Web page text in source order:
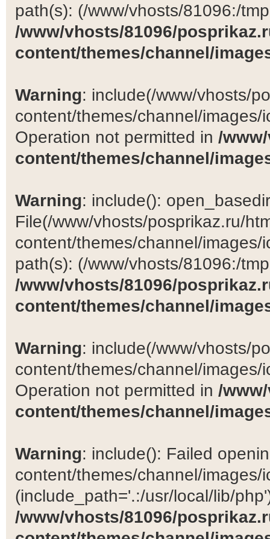
path(s): (/www/vhosts/81096:/
/www/vhosts/81096/
content/themes/channel/
Warning: include(/www/vhosts/
content/themes/channel/
Operation not permitted in /
content/themes/channel/
Warning: include():
File(/www/vhosts/posprikaz.ru/
content/themes/channel/
path(s): (/www/vhosts/81096:/
/www/vhosts/81096/
content/themes/channel/
Warning: include(/www/vhosts/
content/themes/channel/
Operation not permitted in /
content/themes/channel/
Warning: include(): Failed
content/themes/channel/images/
(include_path='.:/usr/local/lib/
/www/vhosts/81096/